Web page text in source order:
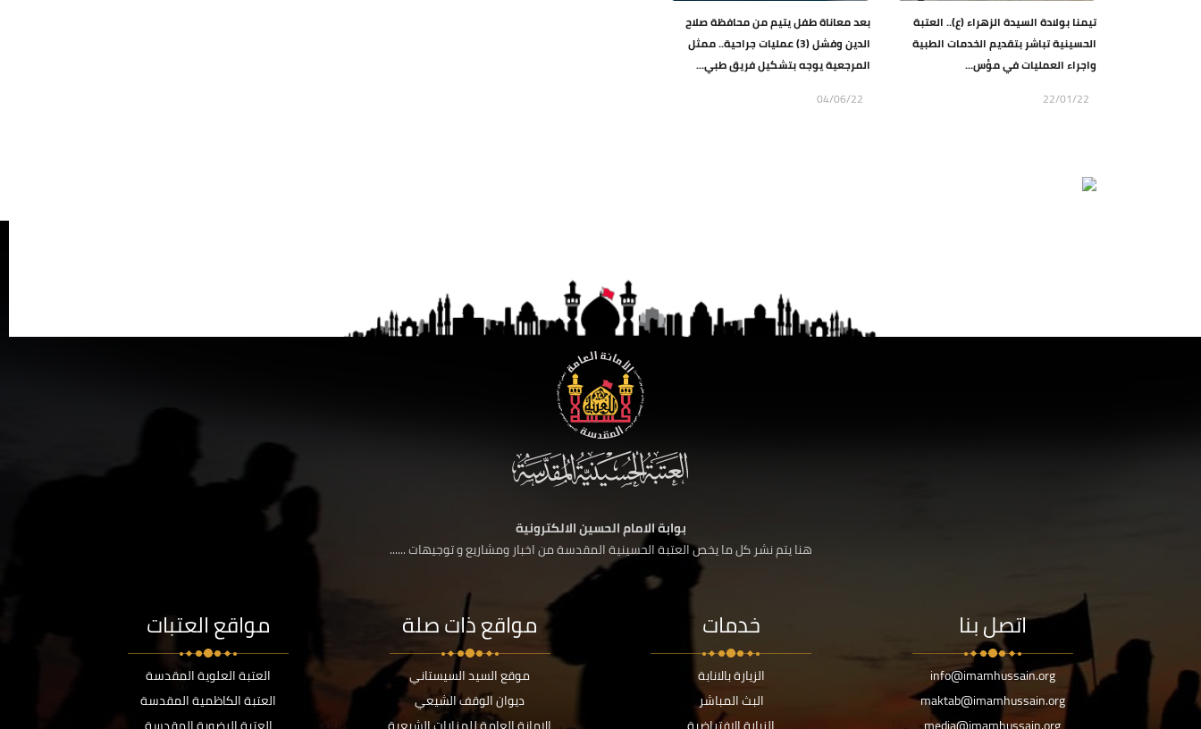
تيمنا بولادة السيدة الزهراء (ع).. العتبة
الحسينية تباشر بتقديم الخدمات الطبية
واجراء العمليات في مؤس...
22/01/22
بعد معاناة طفل يتيم من محافظة صلاح
الدين وفشل (3) عمليات جراحية.. ممثل
المرجعية يوجه بتشكيل فريق طبي...
04/06/22
بوابة الامام الحسين الالكترونية
هنا يتم نشر كل ما يخص العتبة الحسينية المقدسة من اخبار ومشاريع و توجيهات ......
اتصل بنا
info@imamhussain.org
maktab@imamhussain.org
خدمات
الزيارة بالانابة
البث المباشر
مواقع ذات صلة
موقع السيد السيستاني
ديوان الوقف الشيعي
مواقع العتبات
العتبة العلوية المقدسة
العتبة الكاظمية المقدسة